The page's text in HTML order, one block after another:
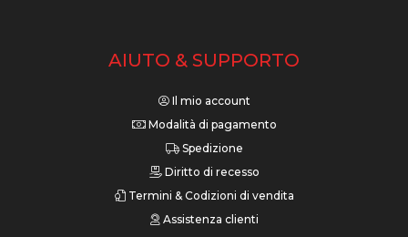
AIUTO & SUPPORTO
Il mio account
Modalità di pagamento
Spedizione
Diritto di recesso
Termini & Codizioni di vendita
Assistenza clienti